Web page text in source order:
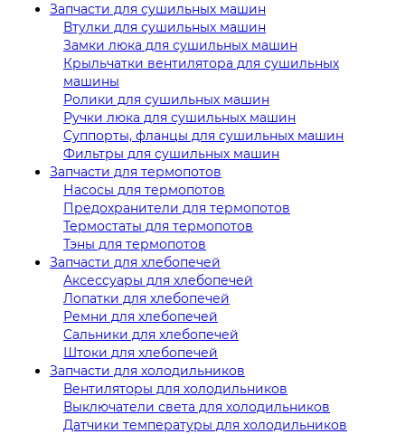
Запчасти для сушильных машин
Втулки для сушильных машин
Замки люка для сушильных машин
Крыльчатки вентилятора для сушильных
машины
Ролики для сушильных машин
Ручки люка для сушильных машин
Суппорты, фланцы для сушильных машин
Фильтры для сушильных машин
Запчасти для термопотов
Насосы для термопотов
Предохранители для термопотов
Термостаты для термопотов
Тэны для термопотов
Запчасти для хлебопечей
Аксессуары для хлебопечей
Лопатки для хлебопечей
Ремни для хлебопечей
Сальники для хлебопечей
Штоки для хлебопечей
Запчасти для холодильников
Вентиляторы для холодильников
Выключатели света для холодильников
Датчики температуры для холодильников